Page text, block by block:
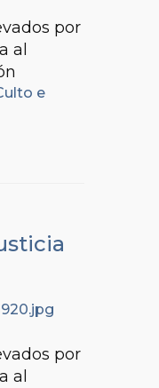
por
al
e
por
al